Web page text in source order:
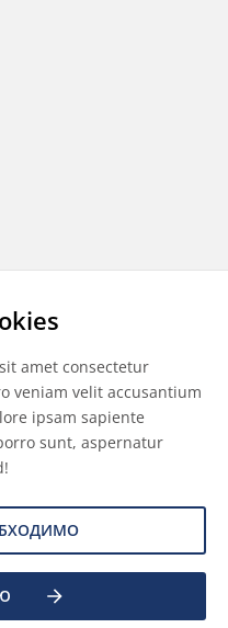
amet consectetur
veniam velit accusantium
ipsam sapiente
sunt, aspernatur